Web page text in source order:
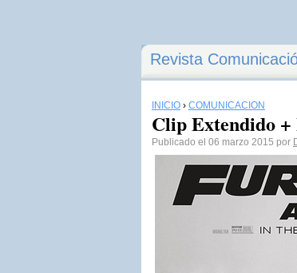
Revista
INICIO › COMUNICACIÓN
Clip Extendido +
Publicado el 06 marzo 2015 por